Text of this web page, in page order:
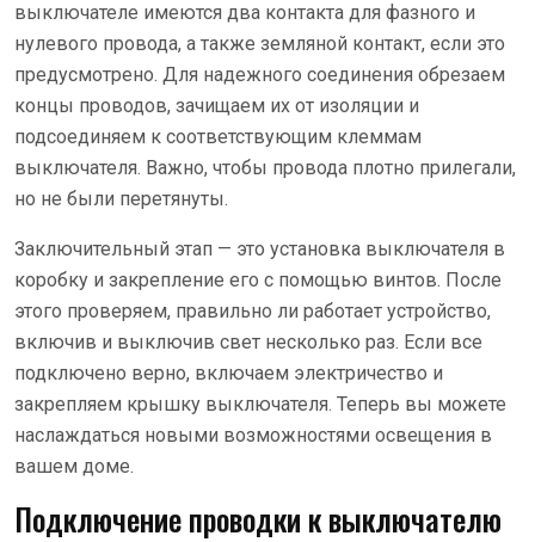
выключателе имеются два контакта для фазного и
нулевого провода, а также земляной контакт, если это
предусмотрено. Для надежного соединения обрезаем
концы проводов, зачищаем их от изоляции и
подсоединяем к соответствующим клеммам
выключателя. Важно, чтобы провода плотно прилегали,
но не были перетянуты.
Заключительный этап — это установка выключателя в
коробку и закрепление его с помощью винтов. После
этого проверяем, правильно ли работает устройство,
включив и выключив свет несколько раз. Если все
подключено верно, включаем электричество и
закрепляем крышку выключателя. Теперь вы можете
наслаждаться новыми возможностями освещения в
вашем доме.
Подключение проводки к выключателю